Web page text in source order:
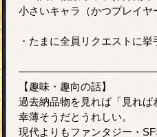
小さいキャラ（かつプレイ
・たまに全員リクエスト
【趣味・趣向の話】
過去納品物を見れば「見れ
幸薄そうだとうれしい。
現代よりもファンタジー・